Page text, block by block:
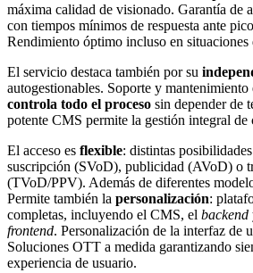
máxima calidad de visionado. Garantía de
con tiempos mínimos de respuesta ante
Rendimiento óptimo incluso en situaciones
El servicio destaca también por su
autogestionables. Soporte y
controla todo el proceso sin depender de
potente CMS permite la gestión integral de
El acceso es flexible: distintas
suscripción (SVoD), publicidad (AVoD) o
(TVoD/PPV). Además de diferentes
Permite también la personalización:
completas, incluyendo el CMS, el backend
frontend. Personalización de la interfaz de
Soluciones OTT a medida garantizando
experiencia de usuario.